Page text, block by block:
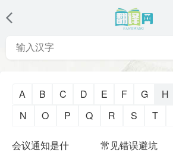
A B C D E F G H
N
O P Q R S T
会议通知是什
常见错误避坑